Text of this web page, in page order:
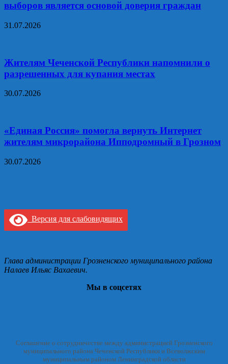
выборов является основой доверия граждан
31.07.2026
Жителям Чеченской Республики напомнили о
разрешенных для купания местах
30.07.2026
«Единая Россия» помогла вернуть Интернет
жителям микрорайона Ипподромный в Грозном
30.07.2026
Версия для слабовидящих
Глава администрации Грозненского муниципального района
Налаев Ильяс Вахаевич.
Мы в соцсетях
Соглашение о сотрудничестве между администрацией Грозненского
муниципального района Чеченской Республики и Всеволжским
муниципальным районом Ленинградской области